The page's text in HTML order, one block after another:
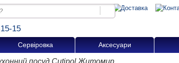
15
Сервіровка Аксесуари
посуд Cutipol Житомир